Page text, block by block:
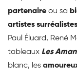
partenaire ou sa
artistes surréalistes
Paul Éluard, René
tableaux Les
blanc, les